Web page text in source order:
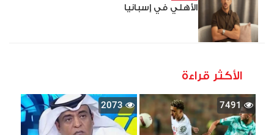
الأهلي في إسبانيا
الأكثر قراءة
7491
2073